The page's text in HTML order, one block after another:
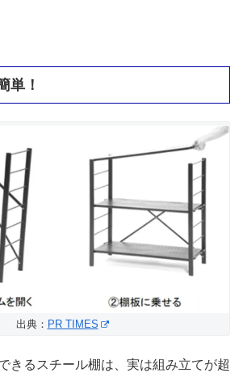
単！
出典： PR TIMES
きるスチール棚は、実は組み立てが超